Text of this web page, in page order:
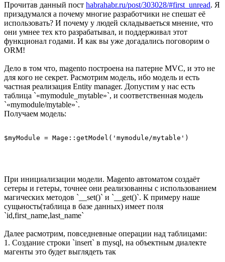
Прочитав данный пост habrahabr.ru/post/303028/#first_unread. Я
призадумался а почему многие разработчики не спешат её
использовать? И почему у людей складываеться мнение, что
они умнее тех кто разрабатывал, и поддерживал этот
функционал годами. И как вы уже догадались поговорим о
ORM!
Дело в том что, magento построена на патерне MVC, и это не
для кого не секрет. Расмотрим модель, ибо модель и есть
частная реализация Entity manager. Допустим у нас есть
таблица `«mymodule_mytable»`, и соответственная модель
`«mymodule/mytable»`.
Получаем модель:
При инициализации модели. Magento автоматом создаёт
сетеры и гетеры, точнее они реализованны с использованием
магических методов `__set()` и `__get()`. К примеру наше
сущьность(таблица в базе данных) имеет поля
`id,first_name,last_name`
Далее расмотрим, повседневные операции над таблицами:
1. Создание строки `insert` в mysql, на объектным диалекте
магенты это будет выглядеть так